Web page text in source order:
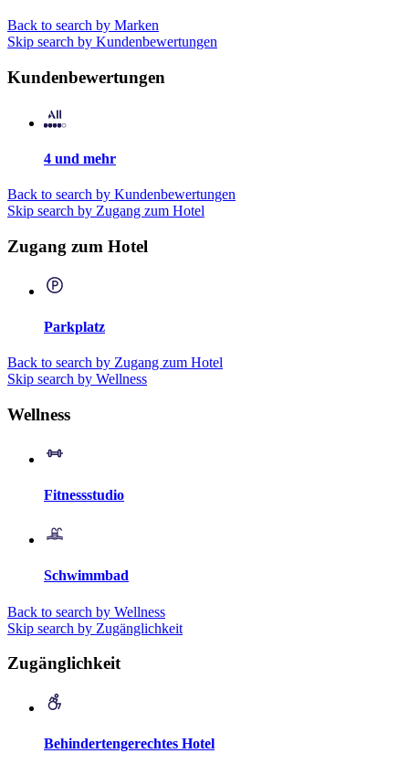
Back to search by Marken
Skip search by Kundenbewertungen
Kundenbewertungen
4 und mehr
Back to search by Kundenbewertungen
Skip search by Zugang zum Hotel
Zugang zum Hotel
Parkplatz
Back to search by Zugang zum Hotel
Skip search by Wellness
Wellness
Fitnessstudio
Schwimmbad
Back to search by Wellness
Skip search by Zugänglichkeit
Zugänglichkeit
Behindertengerechtes Hotel